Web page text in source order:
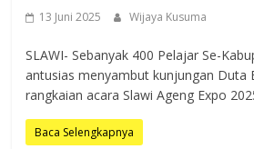
13 Juni 2025 Wijaya Kusuma
SLAWI- Sebanyak 400 Pelajar Se-
antusias menyambut kunjungan Duta
rangkaian acara Slawi Ageng Expo
Baca Selengkapnya